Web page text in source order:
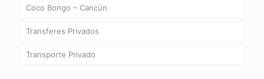
Coco Bongo – Cancún
Transferes Privados
Transporte Privado